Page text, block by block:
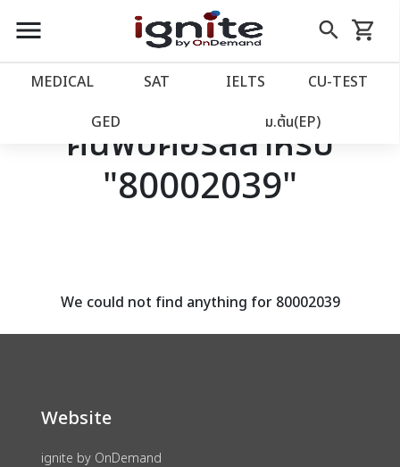
close
account_balance หน้าแรก
เว็บไซต์อิกไนท์
โปรโมชั่น
assignment ลงทะเบียน
menu search
Skip
to
shopping_cart
รถเข็น
MEDICAL SAT IELTS CU‑TEST
GED ม.ต้น(EP)
ค้นพบคอร์สสำหรับ
"80002039"
We could not find anything for 80002039
Website
ignite by OnDemand